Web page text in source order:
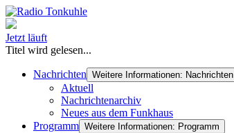
Jetzt läuft
Titel wird gelesen...
Nachrichten Weitere Informationen: Nachrichten
Aktuell
Nachrichtenarchiv
Neues aus dem Funkhaus
Programm Weitere Informationen: Programm